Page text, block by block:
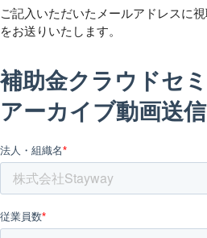
ご記入いただいたメールアドレスに
をお送りいたします。